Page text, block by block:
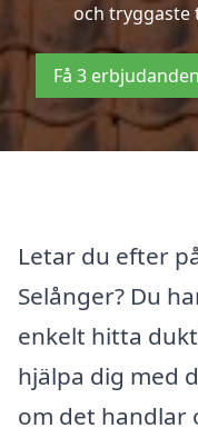
och tryggaste
Få 3
Letar du efter
Selånger? Du
enkelt hitta
hjälpa dig med
om det handlar